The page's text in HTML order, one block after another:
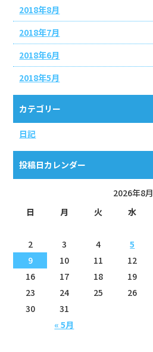
2018年8月
2018年7月
2018年6月
2018年5月
カテゴリー
日記
投稿日カレンダー
2026年8月
日
月 火 水
« 5月
2
3 4 5
9
10 11 12
16
17 18 19
23
24 25 26
30
31